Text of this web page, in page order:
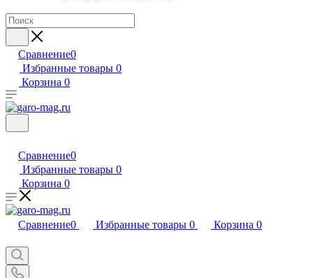
Сравнение0
Избранные товары 0
Корзина 0
Сравнение0
Избранные товары 0
Корзина 0
Сравнение0 Избранные товары 0 Корзина 0